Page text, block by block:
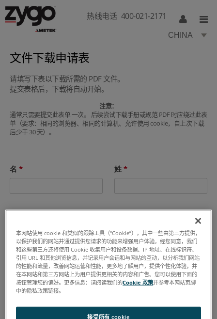
热线电话 400-021-2171
CHINA
文件下载申请表
请填写下表以下载所需的 PDF 文件。
提交表格后，下载将自动开始。
注意：
通常只需要提交此表单 一次。 后续尝试下载手册或规范 PDF 时应绕过此表
单（要求：相同的浏览器、相同的计算机、允许使用 cookie，自上次下载
后少于 30 天）。
本网站使用 cookie 和类似的跟踪工具（“Cookie”），其中一些由第三方提供，
以保护我们的网站并通过提供您请求的功能来增强用户体验。经您同意，我们
和这些第三方还将使用 Cookie 收集用户和设备数据、IP 地址、在线标识符、
引用 URL 和其他浏览信息，并记录用户会话和与网站的互动，以分析我们网站
的性能和流量，改善网站运营和性能，更多地了解用户，提供个性化体验，并
在本网站和第三方网站上为用户提供更相关的内容和广告。您可以使用下面的
按钮管理您的偏好。更多信息：请阅读我们的Cookie 政策并参考本网站页脚
中的隐私政策链接。
接受所有 cookie